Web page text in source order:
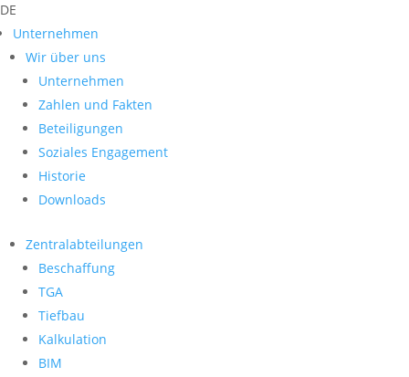
DE
Unternehmen
Wir über uns
Unternehmen
Zahlen und Fakten
Beteiligungen
Soziales Engagement
Historie
Downloads
Zentralabteilungen
Beschaffung
TGA
Tiefbau
Kalkulation
BIM